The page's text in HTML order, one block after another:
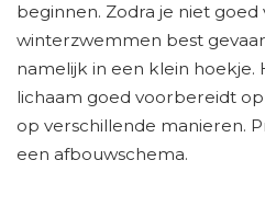
beginnen. Zodra je niet
winterzwemmen best
namelijk in een klein hoekje.
lichaam goed voorbereidt
op verschillende manieren.
een afbouwschema.